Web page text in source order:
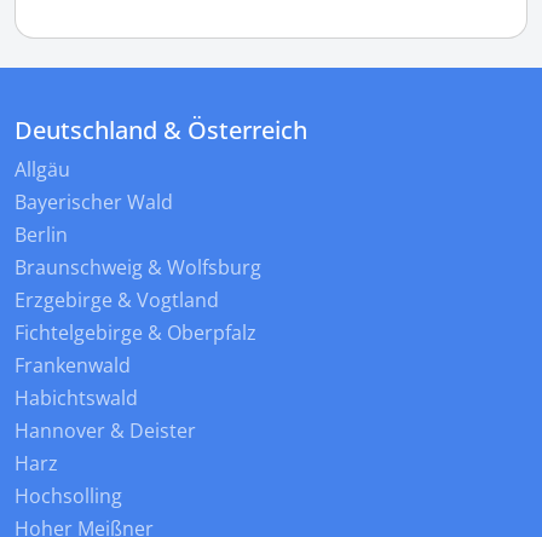
Deutschland & Österreich
Allgäu
Bayerischer Wald
Berlin
Braunschweig & Wolfsburg
Erzgebirge & Vogtland
Fichtelgebirge & Oberpfalz
Frankenwald
Habichtswald
Hannover & Deister
Harz
Hochsolling
Hoher Meißner